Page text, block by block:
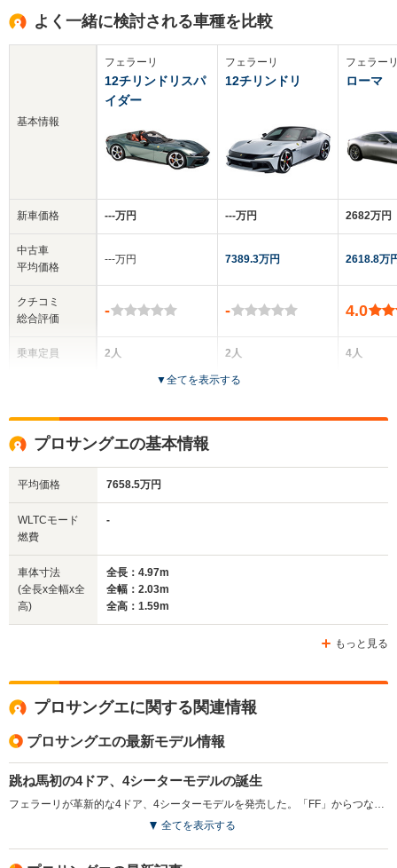
よく一緒に検討される車種を比較
基本情報
新車価格
中古車
平均価格
クチコミ
総合評価
乗車定員
サイズ
(全長x全幅x全高)
WLTCモード
燃費
排気量
駆動方式
フェラーリ
12チリンドリスパ
イダー
‐‐‐万円
‐‐‐万円
-
2人
全高
1.29m
6496cc
FR
フェラーリ
12チリンドリ
‐‐‐万円
7389.3万円
-
2人
3ドア
6496cc
FR
フェラー
ローマ
2682万円
2618.8万
4.0
4人
3855cc
FR
▼全てを表示する
プロサングエの基本情報
平均価格 7658.5万円
WLTCモード
燃費
-
車体寸法
(全長x全幅x全
高)
全長：4.97m
全幅：2.03m
全高：1.59m
もっと見る
プロサングエに関する関連情報
プロサングエの最新モデル情報
跳ね馬初の4ドア、4シーターモデルの誕生
フェラーリが革新的な4ドア、4シーターモデルを発売した。「FF」からつながる、フロントミッドシップにV12エンジン、リアにギアボックスを搭載するトランスアクスルながら、エンジン前方のPTUから前輪へ出力する4WDという独自のメカニズムを搭載したクロスオーバーモデルとなっている。先進安全装備を満載し、アクティブサスペンション、フロントのトルクベクタリング、4WS機構などの走行性能に寄与するメカニズムも多数搭載している。リアドアは通常とは逆の後ろヒンジとし、二重構造のフェンダーを利用しタイヤまわりの乱流を制御するなど、デザインも新機軸を満載している。（2022.9）
全てを表示する